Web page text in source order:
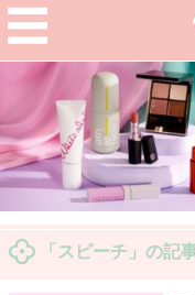
「スピーチ」の記